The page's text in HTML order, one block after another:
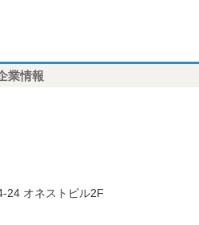
業情報
24 オネストビル2F